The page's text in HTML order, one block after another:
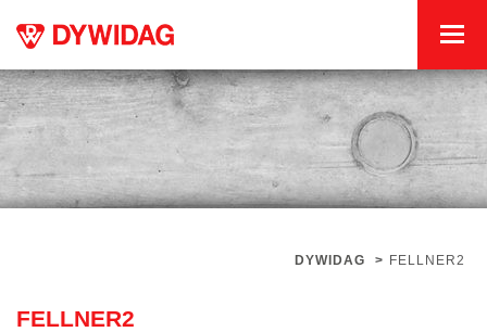
DYWIDAG > FELLNER2
FELLNER2